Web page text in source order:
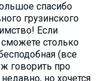
спасибо
грузинского
Если
столько
(все
говорить про
но хочется